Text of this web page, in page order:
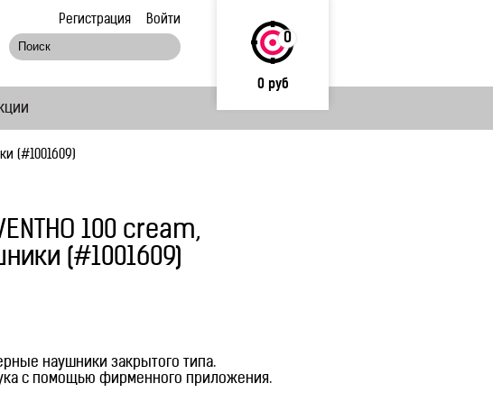
0
0 руб
Регистрация Войти
(#1001609)
100 cream,
(#1001609)
наушники закрытого типа.
с помощью фирменного приложения.